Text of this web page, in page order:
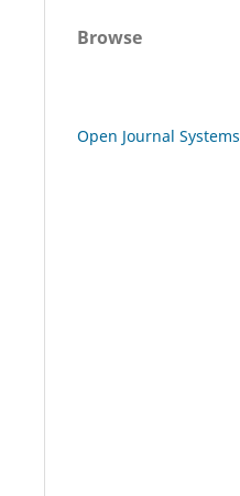
Browse
Open Journal Systems